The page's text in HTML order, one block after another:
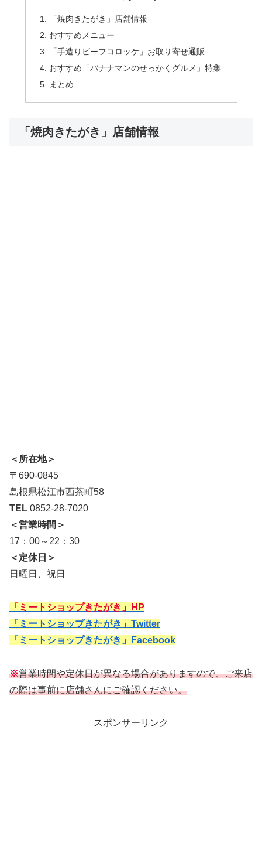
「焼肉きたがき」店舗情報
おすすめメニュー
「手造りビーフコロッケ」お取り寄せ通販
おすすめ「バナナマンのせっかくグルメ」特集
まとめ
「焼肉きたがき」店舗情報
＜所在地＞
〒690-0845
島根県松江市西茶町58
TEL 0852-28-7020
＜営業時間＞
17：00～22：30
＜定休日＞
日曜日、祝日
「ミートショップきたがき」HP
「ミートショップきたがき」Twitter
「ミートショップきたがき」Facebook
※営業時間や定休日が異なる場合がありますので、ご来店
の際は事前に店舗さんにご確認ください。
スポンサーリンク